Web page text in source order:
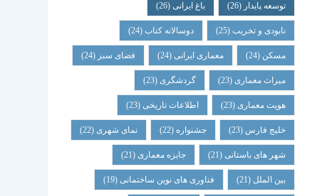
توسعه پایدار (26) باغ ایرانی(26)
نابودی و تخریب(25) دوسالانه کتاب(24)
مسکن (24) معماری ایرانی(24) فضای سبز (24)
میراث معماری(23) گردشگری(23)
هویت معماری(23) اطلاعات تاریخی(23)
خلیج فارس (23) جشنواره (22) نمای شهری(22)
شهر های باستانی(21) جایزه معماری(21)
بین الملل (21) فناوری های نوین ساختمانی(19)